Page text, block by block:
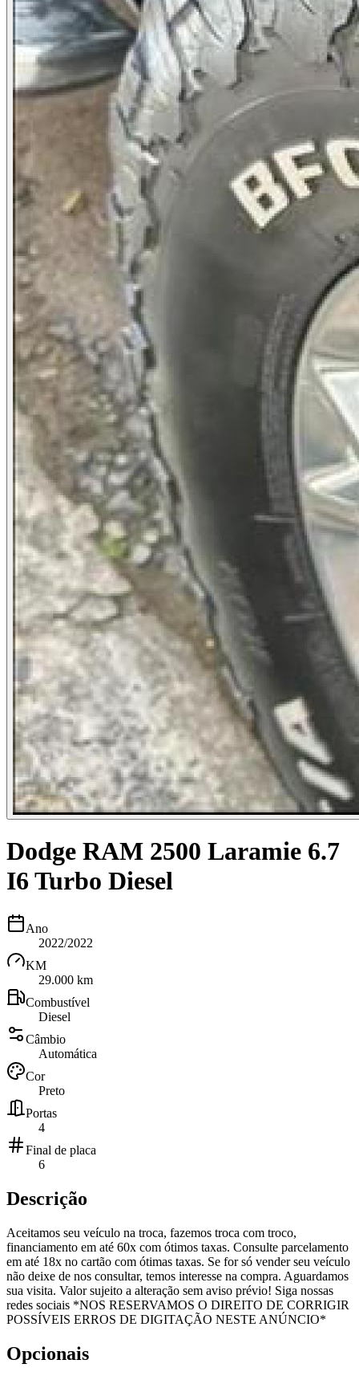
Dodge RAM 2500 Laramie 6.7
I6 Turbo Diesel
Ano
2022/2022
KM
29.000 km
Combustível
Diesel
Câmbio
Automática
Cor
Preto
Portas
4
Final de placa
6
Descrição
Aceitamos seu veículo na troca, fazemos troca com troco,
financiamento em até 60x com ótimos taxas. Consulte parcelamento
em até 18x no cartão com ótimas taxas. Se for só vender seu veículo
não deixe de nos consultar, temos interesse na compra. Aguardamos
sua visita. Valor sujeito a alteração sem aviso prévio! Siga nossas
redes sociais *NOS RESERVAMOS O DIREITO DE CORRIGIR
POSSÍVEIS ERROS DE DIGITAÇÃO NESTE ANÚNCIO*
Opcionais